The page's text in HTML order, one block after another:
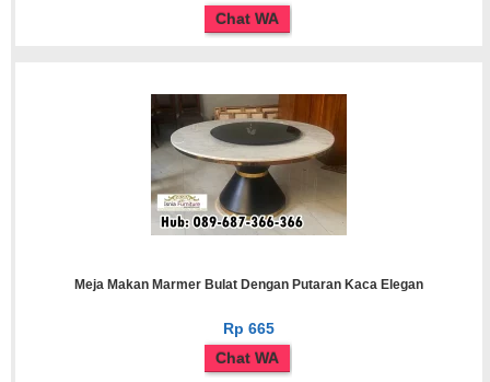
Chat WA
Meja Makan Marmer Bulat Dengan Putaran Kaca Elegan
Rp 665
Chat WA